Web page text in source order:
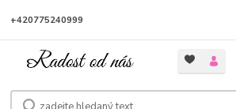
+420775240999